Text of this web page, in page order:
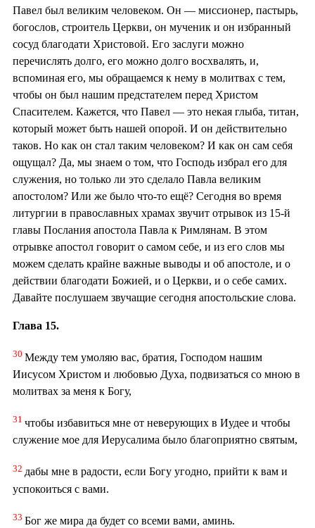
Павел был великим человеком. Он — миссионер, пастырь,
богослов, строитель Церкви, он мученик и он избранный
сосуд благодати Христовой. Его заслуги можно
перечислять долго, его можно долго восхвалять, и,
вспоминая его, мы обращаемся к нему в молитвах с тем,
чтобы он был нашим предстателем перед Христом
Спасителем. Кажется, что Павел — это некая глыба, титан,
который может быть нашей опорой. И он действительно
таков. Но как он стал таким человеком? И как он сам себя
ощущал? Да, мы знаем о том, что Господь избрал его для
служения, но только ли это сделало Павла великим
апостолом? Или же было что-то ещё? Сегодня во время
литургии в православных храмах звучит отрывок из 15-й
главы Послания апостола Павла к Римлянам. В этом
отрывке апостол говорит о самом себе, и из его слов мы
можем сделать крайне важные выводы и об апостоле, и о
действии благодати Божией, и о Церкви, и о себе самих.
Давайте послушаем звучащие сегодня апостольские слова.
Глава 15.
30 Между тем умоляю вас, братия, Господом нашим
Иисусом Христом и любовью Духа, подвизаться со мною в
молитвах за меня к Богу,
31 чтобы избавиться мне от неверующих в Иудее и чтобы
служение мое для Иерусалима было благоприятно святым,
32 дабы мне в радости, если Богу угодно, прийти к вам и
успокоиться с вами.
33 Бог же мира да будет со всеми вами, аминь.